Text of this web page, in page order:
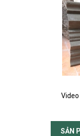
Video
SẢN